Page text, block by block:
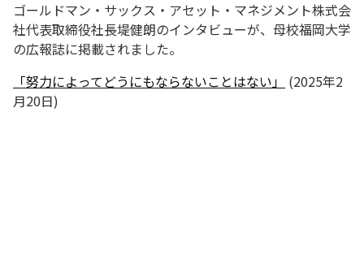
ゴールドマン・サックス・アセット・マネジメント株式会
社代表取締役社長堤健朗のインタビューが、母校福岡大学
の広報誌に掲載されました。
「努力によってどうにもならないことはない」
(2025年2
月20日)